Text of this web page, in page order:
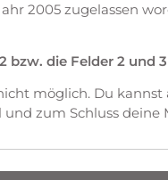
2005 zugelassen
bzw. die Felder 2 und
möglich. Du
zum Schluss deine